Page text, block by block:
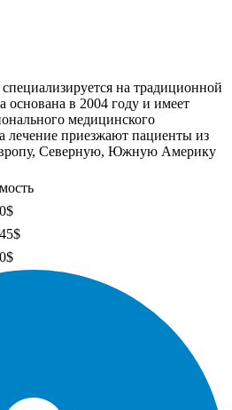
на традиционной
основана в 2004 году и имеет
медицинского
лечение приезжают пациенты из
Северную, Южную Америку